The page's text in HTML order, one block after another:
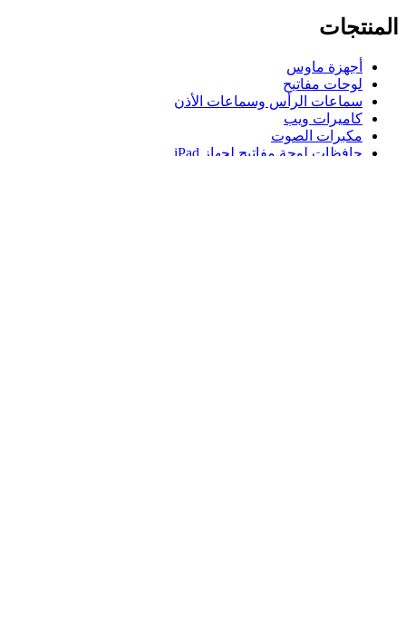
المنتجات
أجهزة ماوس
لوحات مفاتيح
سماعات الرأس وسماعات الأذن
كاميرات ويب
مكبرات الصوت
حافظات لوحة مفاتيح لجهاز iPad